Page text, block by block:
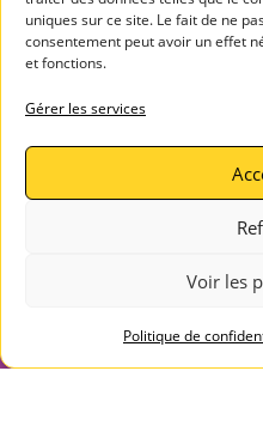
uniques sur ce site. Le fait de ne
consentement peut avoir un effet
et fonctions.
Gérer les services
Voir les
Politique de